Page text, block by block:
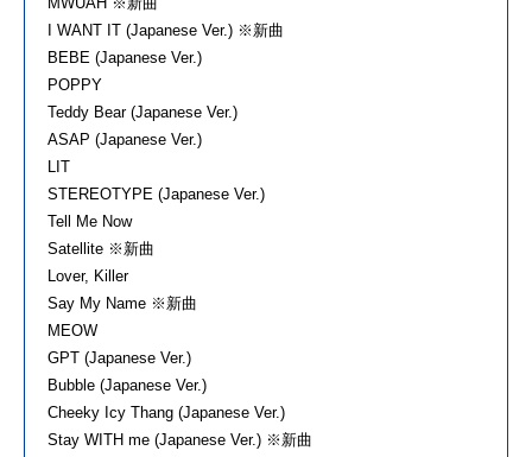
I WANT IT (Japanese Ver.) ※新曲
BEBE (Japanese Ver.)
POPPY
Teddy Bear (Japanese Ver.)
ASAP (Japanese Ver.)
LIT
STEREOTYPE (Japanese Ver.)
Tell Me Now
Satellite ※新曲
Lover, Killer
Say My Name ※新曲
MEOW
GPT (Japanese Ver.)
Bubble (Japanese Ver.)
Cheeky Icy Thang (Japanese Ver.)
Stay WITH me (Japanese Ver.) ※新曲